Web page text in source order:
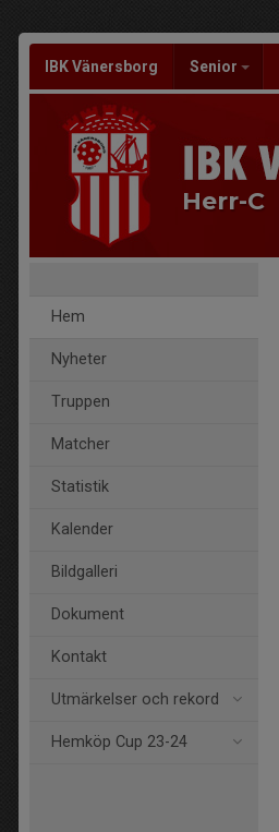
IBK Vänersborg Senior
Herr-C
Hem
Nyheter
Truppen
Matcher
Statistik
Kalender
Bildgalleri
Dokument
Kontakt
Utmärkelser och rekord
Hemköp Cup 23-24